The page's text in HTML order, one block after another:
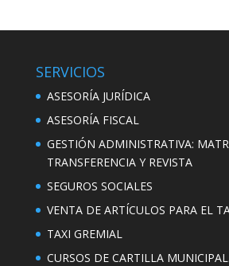
SERVICIOS
ASESORÍA JURÍDICA
ASESORÍA FISCAL
GESTIÓN ADMINISTRATIVA:
TRANSFERENCIA Y REVISTA
SEGUROS SOCIALES
VENTA DE ARTÍCULOS PARA EL
TAXI GREMIAL
CURSOS DE CARTILLA